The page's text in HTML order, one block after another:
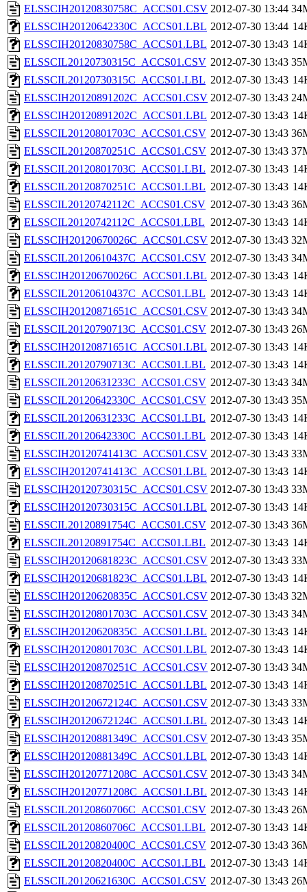
ELSSCIH20120830758C_ACCS01.CSV 2012-07-30 13:44
ELSSCIH20120642330C_ACCS01.LBL 2012-07-30 13:44
ELSSCIH20120830758C_ACCS01.LBL 2012-07-30 13:43
ELSSCIL20120730315C_ACCS01.CSV 2012-07-30 13:43
ELSSCIL20120730315C_ACCS01.LBL 2012-07-30 13:43
ELSSCIH20120891202C_ACCS01.CSV 2012-07-30 13:43
ELSSCIH20120891202C_ACCS01.LBL 2012-07-30 13:43
ELSSCIL20120801703C_ACCS01.CSV 2012-07-30 13:43
ELSSCIL20120870251C_ACCS01.CSV 2012-07-30 13:43
ELSSCIL20120801703C_ACCS01.LBL 2012-07-30 13:43
ELSSCIL20120870251C_ACCS01.LBL 2012-07-30 13:43
ELSSCIL20120742112C_ACCS01.CSV 2012-07-30 13:43
ELSSCIL20120742112C_ACCS01.LBL 2012-07-30 13:43
ELSSCIH20120670026C_ACCS01.CSV 2012-07-30 13:43
ELSSCIL20120610437C_ACCS01.CSV 2012-07-30 13:43
ELSSCIH20120670026C_ACCS01.LBL 2012-07-30 13:43
ELSSCIL20120610437C_ACCS01.LBL 2012-07-30 13:43
ELSSCIH20120871651C_ACCS01.CSV 2012-07-30 13:43
ELSSCIL20120790713C_ACCS01.CSV 2012-07-30 13:43
ELSSCIH20120871651C_ACCS01.LBL 2012-07-30 13:43
ELSSCIL20120790713C_ACCS01.LBL 2012-07-30 13:43
ELSSCIL20120631233C_ACCS01.CSV 2012-07-30 13:43
ELSSCIL20120642330C_ACCS01.CSV 2012-07-30 13:43
ELSSCIL20120631233C_ACCS01.LBL 2012-07-30 13:43
ELSSCIL20120642330C_ACCS01.LBL 2012-07-30 13:43
ELSSCIH20120741413C_ACCS01.CSV 2012-07-30 13:43
ELSSCIH20120741413C_ACCS01.LBL 2012-07-30 13:43
ELSSCIH20120730315C_ACCS01.CSV 2012-07-30 13:43
ELSSCIH20120730315C_ACCS01.LBL 2012-07-30 13:43
ELSSCIL20120891754C_ACCS01.CSV 2012-07-30 13:43
ELSSCIL20120891754C_ACCS01.LBL 2012-07-30 13:43
ELSSCIH20120681823C_ACCS01.CSV 2012-07-30 13:43
ELSSCIH20120681823C_ACCS01.LBL 2012-07-30 13:43
ELSSCIH20120620835C_ACCS01.CSV 2012-07-30 13:43
ELSSCIH20120801703C_ACCS01.CSV 2012-07-30 13:43
ELSSCIH20120620835C_ACCS01.LBL 2012-07-30 13:43
ELSSCIH20120801703C_ACCS01.LBL 2012-07-30 13:43
ELSSCIH20120870251C_ACCS01.CSV 2012-07-30 13:43
ELSSCIH20120870251C_ACCS01.LBL 2012-07-30 13:43
ELSSCIH20120672124C_ACCS01.CSV 2012-07-30 13:43
ELSSCIH20120672124C_ACCS01.LBL 2012-07-30 13:43
ELSSCIH20120881349C_ACCS01.CSV 2012-07-30 13:43
ELSSCIH20120881349C_ACCS01.LBL 2012-07-30 13:43
ELSSCIH20120771208C_ACCS01.CSV 2012-07-30 13:43
ELSSCIH20120771208C_ACCS01.LBL 2012-07-30 13:43
ELSSCIL20120860706C_ACCS01.CSV 2012-07-30 13:43
ELSSCIL20120860706C_ACCS01.LBL 2012-07-30 13:43
ELSSCIL20120820400C_ACCS01.CSV 2012-07-30 13:43
ELSSCIL20120820400C_ACCS01.LBL 2012-07-30 13:43
ELSSCIL20120621630C_ACCS01.CSV 2012-07-30 13:43